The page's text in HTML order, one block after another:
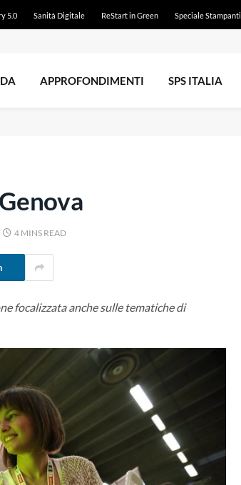
5.0 Sanità Digitale ReStart in Green Speciale Stampanti
APPROFONDIMENTI SPS ITALIA
4 MINS READ
focalizzata anche sulle tematiche di